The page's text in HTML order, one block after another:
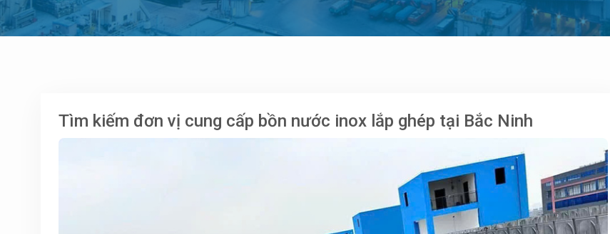
Tìm kiếm đơn vị cung cấp bồn nước inox lắp ghép tại Bắc Ninh